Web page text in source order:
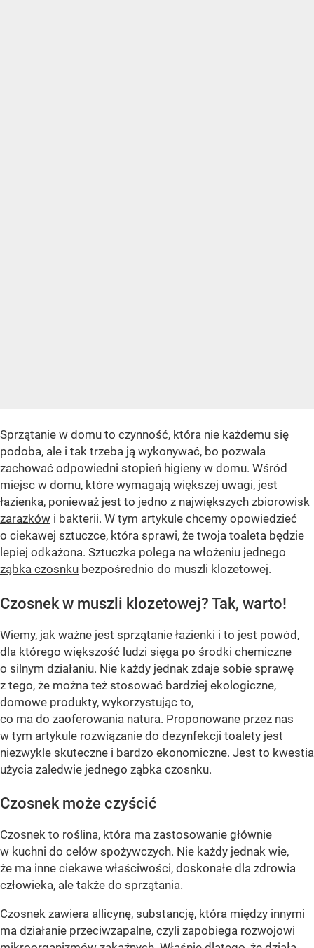
Sprzątanie w domu to czynność, która nie każdemu się
podoba, ale i tak trzeba ją wykonywać, bo pozwala
zachować odpowiedni stopień higieny w domu. Wśród
miejsc w domu, które wymagają większej uwagi, jest
łazienka, ponieważ jest to jedno z największych zbiorowisk
zarazków i bakterii. W tym artykule chcemy opowiedzieć
o ciekawej sztuczce, która sprawi, że twoja toaleta będzie
lepiej odkażona. Sztuczka polega na włożeniu jednego
ząbka czosnku bezpośrednio do muszli klozetowej.
Czosnek w muszli klozetowej? Tak, warto!
Wiemy, jak ważne jest sprzątanie łazienki i to jest powód,
dla którego większość ludzi sięga po środki chemiczne
o silnym działaniu. Nie każdy jednak zdaje sobie sprawę
z tego, że można też stosować bardziej ekologiczne,
domowe produkty, wykorzystując to,
co ma do zaoferowania natura. Proponowane przez nas
w tym artykule rozwiązanie do dezynfekcji toalety jest
niezwykle skuteczne i bardzo ekonomiczne. Jest to kwestia
użycia zaledwie jednego ząbka czosnku.
Czosnek może czyścić
Czosnek to roślina, która ma zastosowanie głównie
w kuchni do celów spożywczych. Nie każdy jednak wie,
że ma inne ciekawe właściwości, doskonałe dla zdrowia
człowieka, ale także do sprzątania.
Czosnek zawiera allicynę, substancję, która między innymi
ma działanie przeciwzapalne, czyli zapobiega rozwojowi